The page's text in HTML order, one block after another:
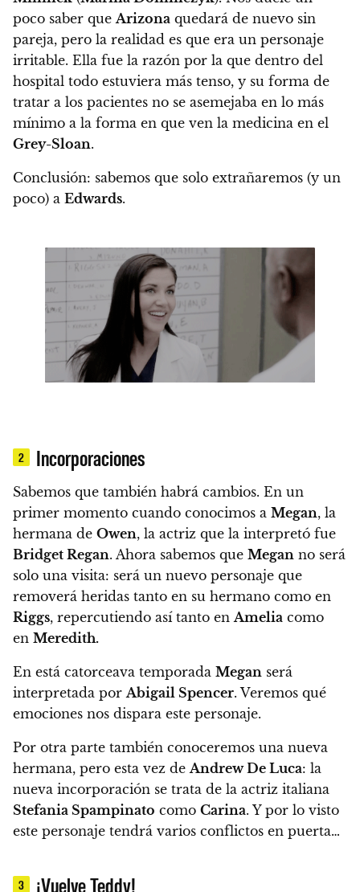
poco saber que Arizona quedará de nuevo sin
pareja, pero la realidad es que era un personaje
irritable. Ella fue la razón por la que dentro del
hospital todo estuviera más tenso, y su forma de
tratar a los pacientes no se asemejaba en lo más
mínimo a la forma en que ven la medicina en el
Grey-Sloan.
Conclusión: sabemos que solo extrañaremos (y un
poco) a Edwards.
2 Incorporaciones
Sabemos que también habrá cambios. En un
primer momento cuando conocimos a Megan, la
hermana de Owen, la actriz que la interpretó fue
Bridget Regan. Ahora sabemos que Megan no será
solo una visita: será un nuevo personaje que
removerá heridas tanto en su hermano como en
Riggs, repercutiendo así tanto en Amelia como
en Meredith.
En está catorceava temporada Megan será
interpretada por Abigail Spencer. Veremos qué
emociones nos dispara este personaje.
Por otra parte también conoceremos una nueva
hermana, pero esta vez de Andrew De Luca: la
nueva incorporación se trata de la actriz italiana
Stefania Spampinato como Carina. Y por lo visto
este personaje tendrá varios conflictos en puerta…
3 ¡Vuelve Teddy!